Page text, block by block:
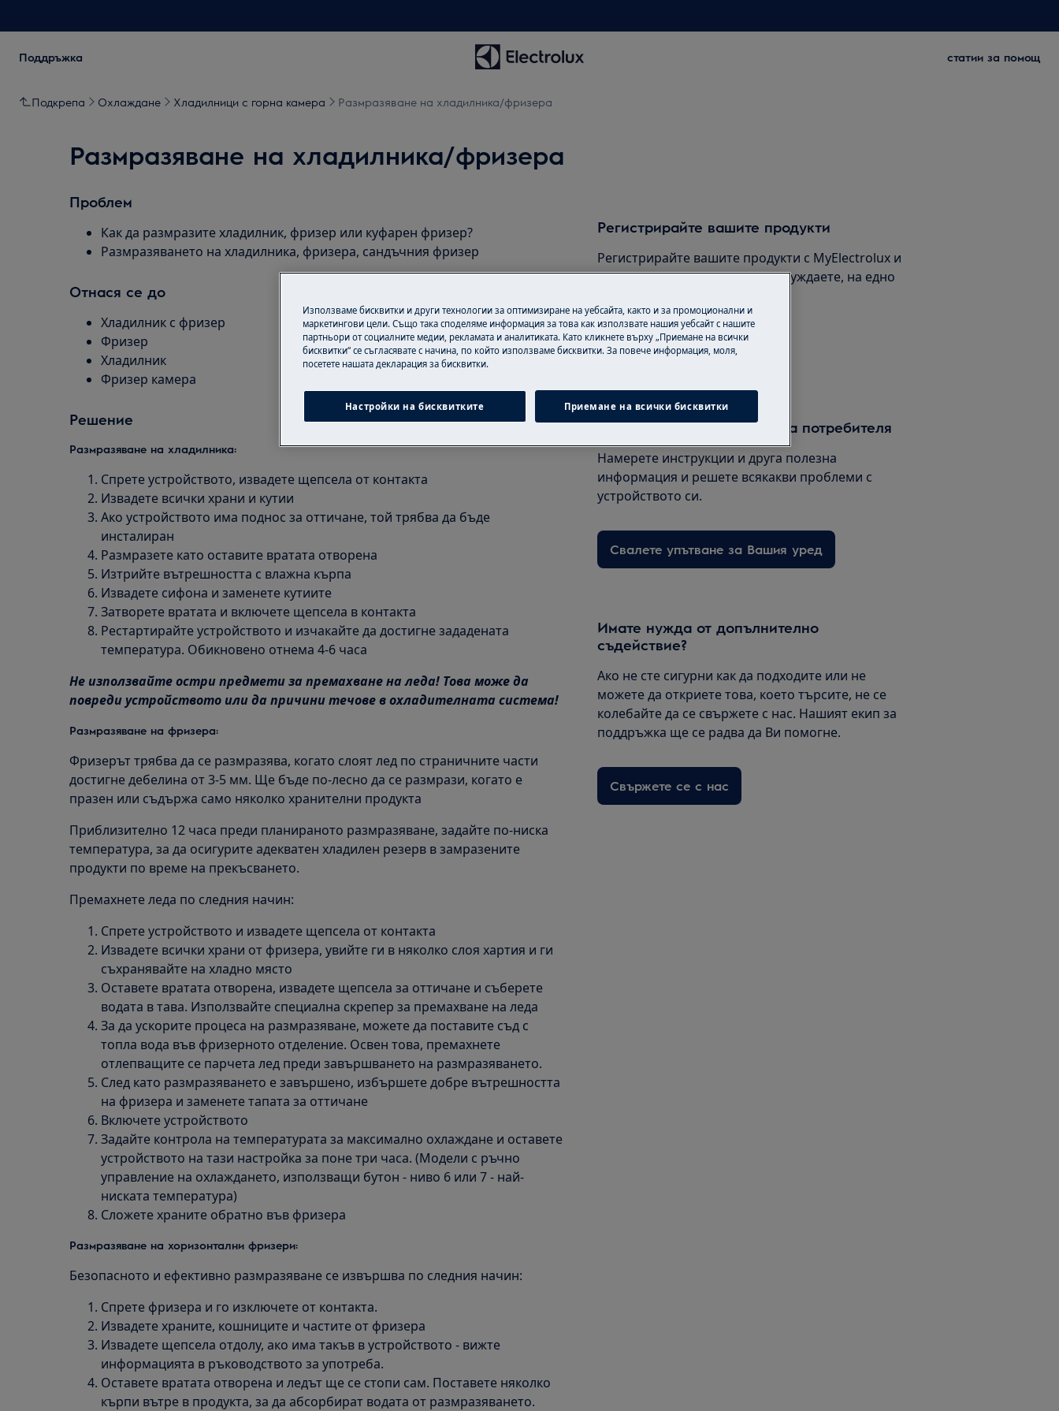
Поддръжка статии за помощ
Подкрепа Охлаждане Хладилници с горна камера Размразяване на хладилника/фризера
Размразяване на хладилника/фризера
Проблем
Как да размразите хладилник, фризер или куфарен фризер?
Размразяването на хладилника, фризера, сандъчния фризер
Отнася се до
Хладилник с фризер
Фризер
Хладилник
Фризер камера
Решение
Размразяване на хладилника:
Спрете устройството, извадете щепсела от контакта
Извадете всички храни и кутии
Ако устройството има поднос за оттичане, той трябва да бъде
инсталиран
Размразете като оставите вратата отворена
Изтрийте вътрешността с влажна кърпа
Извадете сифона и заменете кутиите
Затворете вратата и включете щепсела в контакта
Рестартирайте устройството и изчакайте да достигне зададената
температура. Обикновено отнема 4-6 часа
Не използвайте остри предмети за премахване на леда! Това може да
повреди устройството или да причини течове вохладителната система!
Размразяване на фризера:
Фризерът трябва да се размразява, когато слоят лед по страничните части
достигне дебелина от 3-5 мм. Ще бъде по-лесно да се размрази, когато е
празен или съдържа само няколко хранителни продукта
Приблизително 12 часа преди планираното размразяване, задайте по-ниска
температура, за да осигурите адекватен хладилен резерв в замразените
продукти по време на прекъсването.
Премахнете леда по следния начин:
Спрете устройството и извадете щепсела от контакта
Извадете всички храни от фризера, увийте ги в няколко слоя хартия и ги
съхранявайте на хладно място
Оставете вратата отворена, извадете щепсела за оттичане и съберете
водата в тава. Използвайте специална скрепер за премахване на леда
За да ускорите процеса на размразяване, можете да поставите съд с
топла вода във фризерното отделение. Освен това, премахнете
отлепващите се парчета лед преди завършването на размразяването.
След като размразяването е завършено, избършете добре вътрешността
на фризера и заменете тапата за оттичане
Включете устройството
Задайте контрола на температурата за максимално охлаждане и оставете
устройството на тази настройка за поне три часа. (Модели с ръчно
управление на охлаждането, използващи бутон - ниво 6 или 7 - най-
ниската температура)
Сложете храните обратно във фризера
Размразяване на хоризонтални фризери:
Безопасното и ефективно размразяване се извършва по следния начин:
Спрете фризера и го изключете от контакта.
Извадете храните, кошниците и частите от фризера
Извадете щепсела отдолу, ако има такъв в устройството - вижте
информацията в ръководството за употреба.
Оставете вратата отворена и ледът ще се стопи сам. Поставете няколко
кърпи вътре в продукта, за да абсорбират водата от размразяването.
Регистрирайте вашите продукти
Регистрирайте вашите продукти с MyElectrolux и
намерете всичко, от което се нуждаете, на едно
Регистрирайте продукт
Намерете Ръководството за потребителя
Намерете инструкции и друга полезна
информация и решете всякакви проблеми с
устройството си.
Свалете упътване за Вашия уред
Имате нужда от допълнително
съдействие?
Ако не сте сигурни как да подходите или не
можете да откриете това, което търсите, не се
колебайте да се свържете с нас. Нашият екип за
поддръжка ще се радва да Ви помогне.
Свържете се с нас
Използваме бисквитки и други технологии за оптимизиране на уебсайта, както и за промоционални и
маркетингови цели. Също така споделяме информация за това как използвате нашия уебсайт с нашите
партньори от социалните медии, рекламата и аналитиката. Като кликнете върху „Приемане на всички
бисквитки“ се съгласявате с начина, по който използваме бисквитки. За повече информация, моля,
посетете нашата декларация за бисквитки.
Настройки на бисквитките Приемане на всички бисквитки